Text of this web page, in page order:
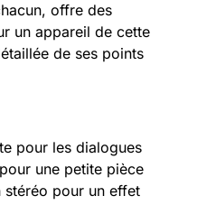
offre des
un appareil de cette
de ses points
pour les dialogues
une petite pièce
stéréo pour un effet